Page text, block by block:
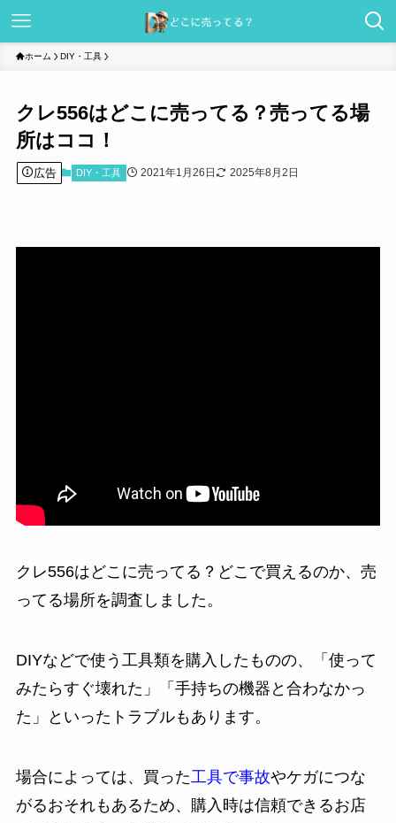
ホーム DIY・工具
クレ556はどこに売ってる？売ってる場
所はココ！
広告 DIY・工具 2021年1月26日 2025年8月2日
クレ556はどこに売ってる？どこで買えるのか、売
ってる場所を調査しました。
DIYなどで使う工具類を購入したものの、「使って
みたらすぐ壊れた」「手持ちの機器と合わなかっ
た」といったトラブルもあります。
場合によっては、買った工具で事故やケガにつな
がるおそれもあるため、購入時は信頼できるお店